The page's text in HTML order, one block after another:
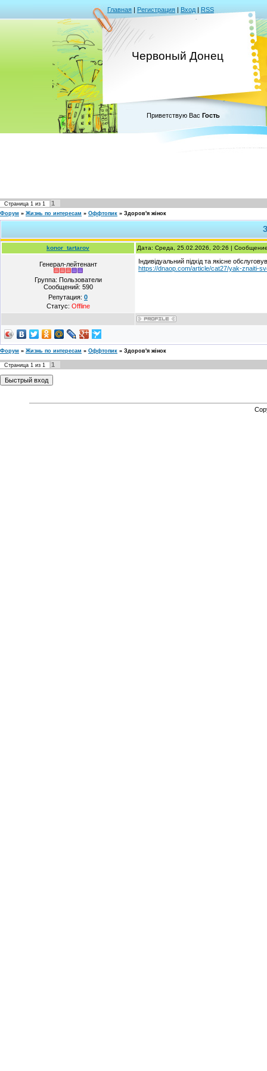
Главная | Регистрация | Вход | RSS
Червоный Донец
Приветствую Вас Гость
Страница 1 из 1 1
Форум » Жизнь по интересам » Оффтопик » Здоров'я жінок
konor_tartarov Дата: Среда, 25.02.2026, 20:26 |
Генерал-лейтенант
Группа: Пользователи
Сообщений: 590
Репутация: 0
Статус: Offline
Індивідуальний підхід та якісне
https://dnaop.com/article/cat27/yak-znaiti-
Форум » Жизнь по интересам » Оффтопик » Здоров'я жінок
Страница 1 из 1 1